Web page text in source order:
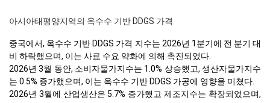
아시아태평양지역의 옥수수 기반 DDGS 가격
중국에서, 옥수수 기반 DDGS 가격 지수는 2026년 1분기에 전 분기 대
비 하락했으며, 이는 사료 수요 약화에 의해 촉진되었다.
2026년 3월 동안, 소비자물가지수는 1.0% 상승했고, 생산자물가지수
는 0.5% 증가했으며, 이는 옥수수 기반 DDGS 가공에 영향을 미쳤다.
2026년 3월에 산업생산은 5.7% 증가했고 제조지수는 확장되었으며,